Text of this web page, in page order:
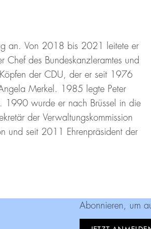
an. Von 2018 bis 2021 leitete er
Chef des Bundeskanzleramtes und
der CDU, der er seit 1976
Merkel. 1985 legte Peter
1990 wurde er nach Brüssel in die
der Verwaltungskommission
und seit 2011 Ehrenpräsident der
Abonnieren, um